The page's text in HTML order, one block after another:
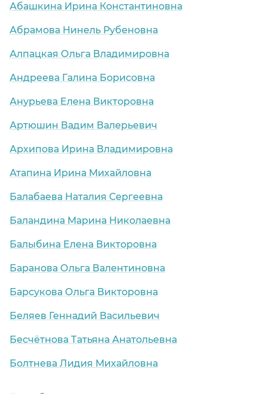
Абашкина Ирина Константиновна
Абрамова Нинель Рубеновна
Алпацкая Ольга Владимировна
Андреева Галина Борисовна
Анурьева Елена Викторовна
Артюшин Вадим Валерьевич
Архипова Ирина Владимировна
Атапина Ирина Михайловна
Балабаева Наталия Сергеевна
Баландина Марина Николаевна
Балыбина Елена Викторовна
Баранова Ольга Валентиновна
Барсукова Ольга Викторовна
Беляев Геннадий Васильевич
Бесчётнова Татьяна Анатольевна
Болтнева Лидия Михайловна